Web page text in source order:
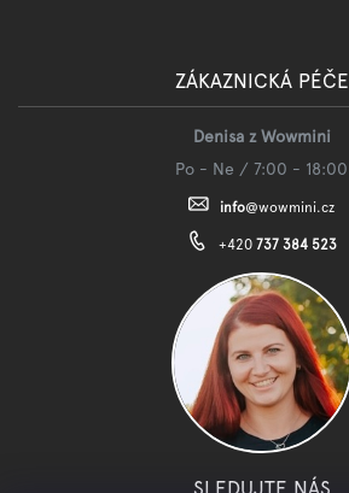
ZÁKAZNICKÁ PÉČE
Denisa z Wowmini
Po - Ne / 7:00 - 18:00
info@wowmini.cz
+420 737 384 523
SLEDUJTE NÁS